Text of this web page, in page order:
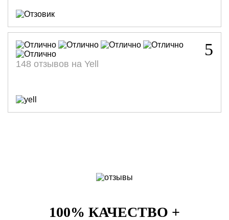
5
148 отзывов на Yell
100% КАЧЕСТВО +